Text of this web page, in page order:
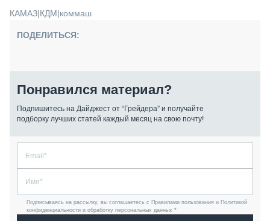
КАМАЗ|КДМ|коммаш
ПОДЕЛИТЬСЯ:
Понравился материал?
Подпишитесь на Дайджест от “Грейдера” и получайте
подборку лучших статей каждый месяц на свою почту!
Подписываясь на рассылку, вы соглашаетесь с Правилами пользования и Политикой
конфиденциальности и обработку персональных данных *